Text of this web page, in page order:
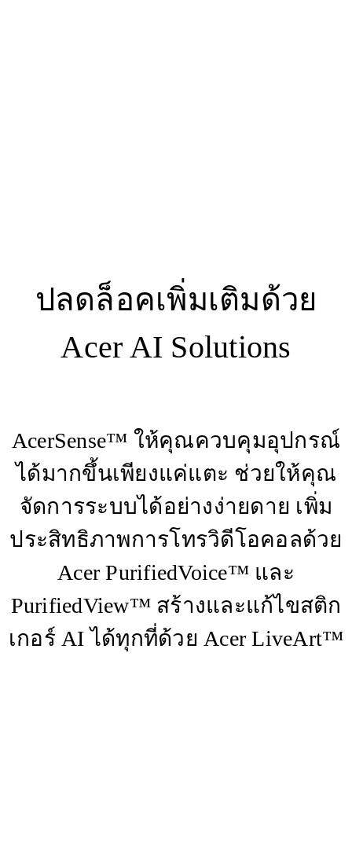
ปลดล็อคเพิ่มเติมด้วย
Acer AI Solutions
AcerSense™ ให้คุณควบคุมอุปกรณ์
ได้มากขึ้นเพียงแค่แตะ ช่วยให้คุณ
จัดการระบบได้อย่างง่ายดาย เพิ่ม
ประสิทธิภาพการโทรวิดีโอคอลด้วย
Acer PurifiedVoice™ และ
PurifiedView™ สร้างและแก้ไขสติก
เกอร์ AI ได้ทุกที่ด้วย Acer LiveArt™